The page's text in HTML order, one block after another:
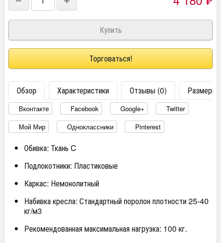
Торговаться!
Обзор Характеристики Отзывы (0) Размеры
Вконтакте Facebook Google+
Twitter
Мой Мир
Одноклассники Pinterest
Обивка: Ткань C
Подлокотники: Пластиковые
Каркас: Немонолитный
Набивка кресла: Стандартный поролон плотности 25-40
кг/м3
Рекомендованная максимальная нагрузка: 100 кг.